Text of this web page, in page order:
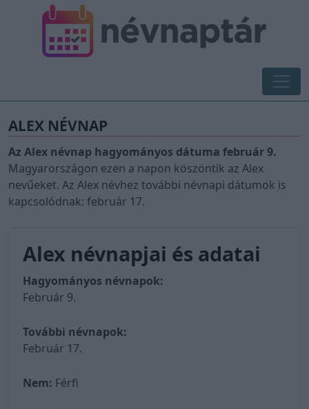
ALEX NÉVNAP
Az Alex névnap hagyományos dátuma február 9.
Magyarországon ezen a napon köszöntik az Alex
nevűeket. Az Alex névhez további névnapi dátumok is
kapcsolódnak: február 17.
Alex névnapjai és adatai
Hagyományos névnapok:
Február 9.
További névnapok:
Február 17.
Nem: Férfi